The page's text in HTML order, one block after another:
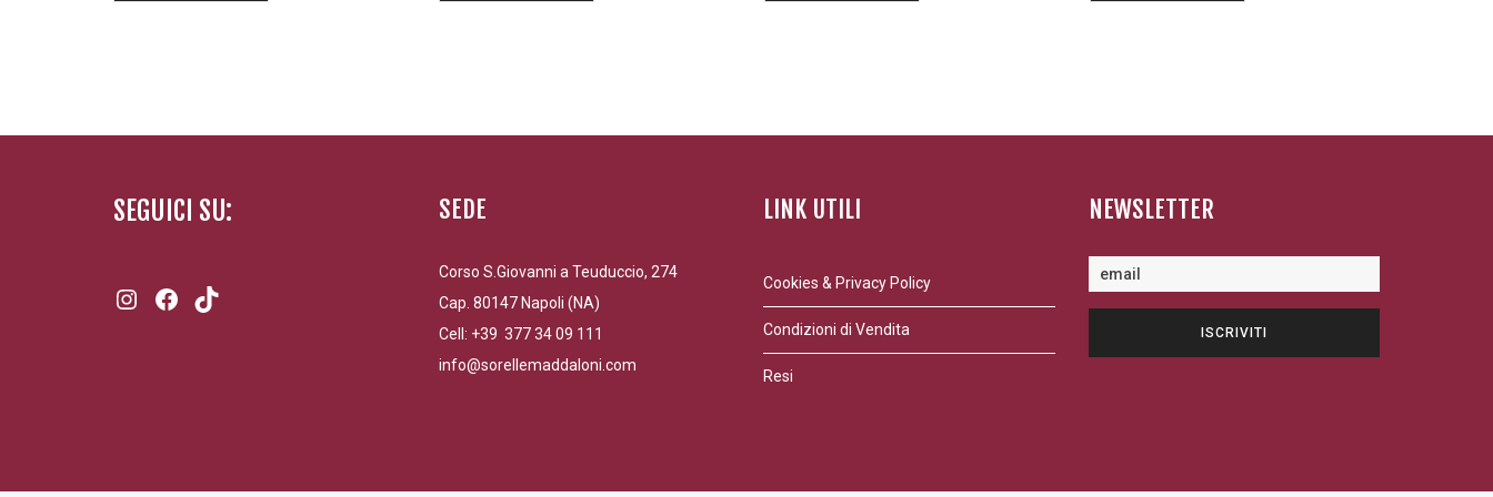
5,00 €
4,80 €
5,40 €
19,00 €
SEGUICI SU:
Instagram
Facebook
SEDE
Corso S.Giovanni a Teuduccio, 274
Cap. 80147 Napoli (NA)
Cell: +39 377 34 09 111
info@sorellemaddaloni.com
LINK UTILI
Cookies & Privacy Policy
Condizioni di Vendita
Resi
NEWSLETTER